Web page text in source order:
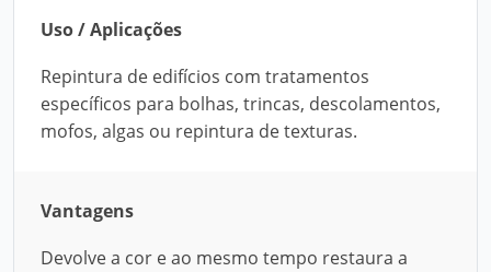
Uso / Aplicações
Repintura de edifícios com tratamentos
específicos para bolhas, trincas, descolamentos,
mofos, algas ou repintura de texturas.
Vantagens
Devolve a cor e ao mesmo tempo restaura a